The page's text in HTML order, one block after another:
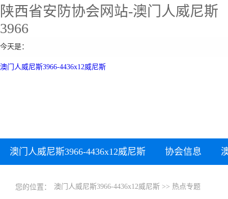
陕西省安防协会网站-澳门人威尼斯
3966
今天是：
澳门人威尼斯3966-4436x12威尼斯
澳门人威尼斯3966-4436x12威尼斯 协会信息
您的位置： 澳门人威尼斯3966-4436x12威尼斯 >> 热点专题